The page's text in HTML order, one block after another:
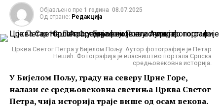
Објављено пре 1 година 08.07.2025
Од стране: Редакција
Црква Светог Петра у Бијелом Пољу. Аутор фотографије је Петар
Нешић. Фотографија је власништво портала Српска
средњовековна историја.
У Бијелом Пољу, граду на северу Црне Горе,
налази се средњовековна светиња Црква Светог
Петра, чија историја траје више од осам векова.